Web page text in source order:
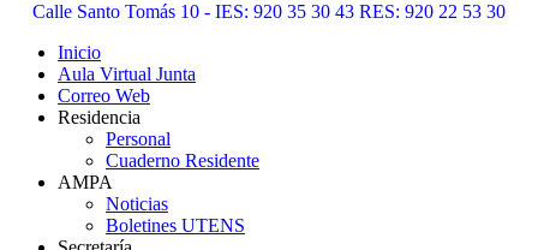
Calle Santo Tomás 10 - IES: 920 35 30 43 RES: 920 22 53 30
Inicio
Aula Virtual Junta
Correo Web
Residencia
Personal
Cuaderno Residente
AMPA
Noticias
Boletines UTENS